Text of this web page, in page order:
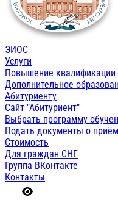
ЭИОС
Услуги
Повышение квалификации
Дополнительное
Абитуриенту
Сайт "Абитуриент"
Выбрать программу
Подать документы о
Стоимость
Для граждан СНГ
Группа ВКонтакте
Контакты